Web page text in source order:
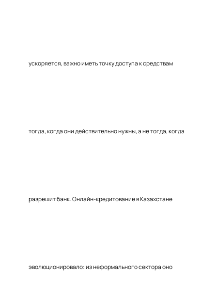
ускоряется, важно иметь точку доступа к средствам
тогда, когда они действительно нужны, а не тогда, когда
разрешит банк. Онлайн-кредитование в Казахстане
эволюционировало: из неформального сектора оно